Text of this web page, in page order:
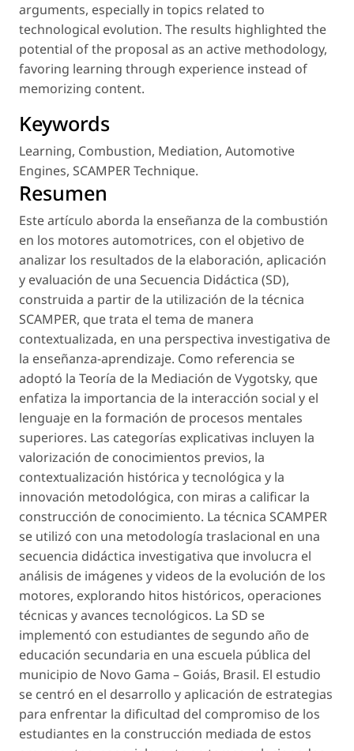
arguments, especially in topics related to
technological evolution. The results highlighted the
potential of the proposal as an active methodology,
favoring learning through experience instead of
memorizing content.
Keywords
Learning, Combustion, Mediation, Automotive
Engines, SCAMPER Technique.
Resumen
Este artículo aborda la enseñanza de la combustión
en los motores automotrices, con el objetivo de
analizar los resultados de la elaboración, aplicación
y evaluación de una Secuencia Didáctica (SD),
construida a partir de la utilización de la técnica
SCAMPER, que trata el tema de manera
contextualizada, en una perspectiva investigativa de
la enseñanza-aprendizaje. Como referencia se
adoptó la Teoría de la Mediación de Vygotsky, que
enfatiza la importancia de la interacción social y el
lenguaje en la formación de procesos mentales
superiores. Las categorías explicativas incluyen la
valorización de conocimientos previos, la
contextualización histórica y tecnológica y la
innovación metodológica, con miras a calificar la
construcción de conocimiento. La técnica SCAMPER
se utilizó con una metodología traslacional en una
secuencia didáctica investigativa que involucra el
análisis de imágenes y videos de la evolución de los
motores, explorando hitos históricos, operaciones
técnicas y avances tecnológicos. La SD se
implementó con estudiantes de segundo año de
educación secundaria en una escuela pública del
municipio de Novo Gama – Goiás, Brasil. El estudio
se centró en el desarrollo y aplicación de estrategias
para enfrentar la dificultad del compromiso de los
estudiantes en la construcción mediada de estos